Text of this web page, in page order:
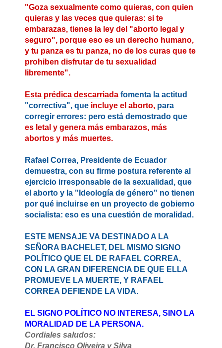
"Goza sexualmente como quieras, con quien
quieras y las veces que quieras: si te
embarazas, tienes la ley del "aborto legal y
seguro", porque eso es un derecho humano,
y tu panza es tu panza, no de los curas que te
prohiben disfrutar de tu sexualidad
libremente".
Esta prédica descarriadafomenta la actitud
"correctiva", que incluye el aborto,para
corregir errores: pero está demostrado que
es letal y genera más embarazos, más
abortos y más muertes.
Rafael Correa, Presidente de Ecuador
demuestra, con su firme postura referente al
ejercicio irresponsable de la sexualidad, que
el aborto y la "Ideología de género" no tienen
por qué incluirse en un proyecto de gobierno
socialista: eso es una cuestión de moralidad.
ESTE MENSAJE VA DESTINADO A LA
SEÑORA BACHELET, DEL MISMO SIGNO
POLÍTICO QUE EL DE RAFAEL CORREA,
CON LA GRAN DIFERENCIA DE QUE ELLA
PROMUEVE LA MUERTE, Y RAFAEL
CORREA DEFIENDE LA VIDA.
EL SIGNO POLÍTICO NO INTERESA, SINO LA
MORALIDAD DE LA PERSONA.
Cordiales saludos:
Dr. Francisco Oliveira y Silva